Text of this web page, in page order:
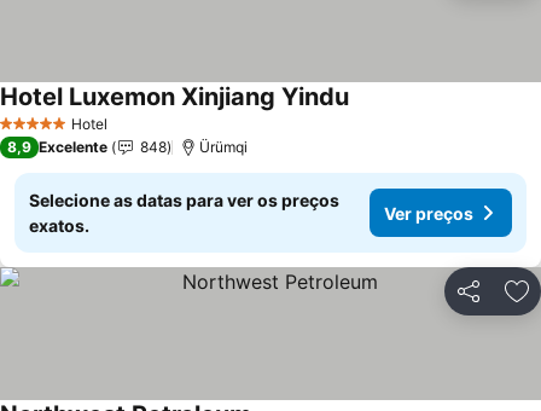
5 Estrelas Hotel
Hotel Luxemon Xinjiang YinduVer preços
8,9 Excelente 848 Ürümqi
Selecione as datas para ver os preços
exatos.
Ver preços
Partilhar